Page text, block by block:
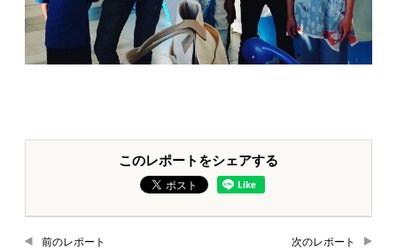
このレポートをシェアする
前のレポート 次のレポート